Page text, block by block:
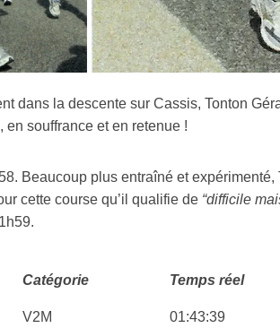
dans la descente sur Cassis, Tonton
en souffrance et en retenue !
Beaucoup plus entraîné et
cette course qu’il qualifie de “difficile
Catégorie Temps réel
V2M 01:43:39